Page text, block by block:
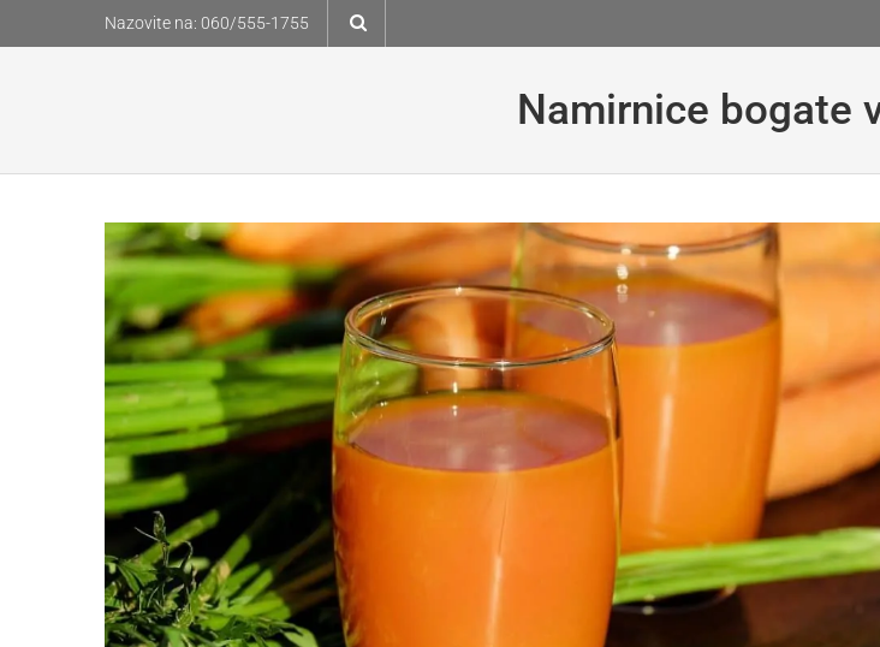
to
Nazovite na: 060/555-1755
Namirnice bogate